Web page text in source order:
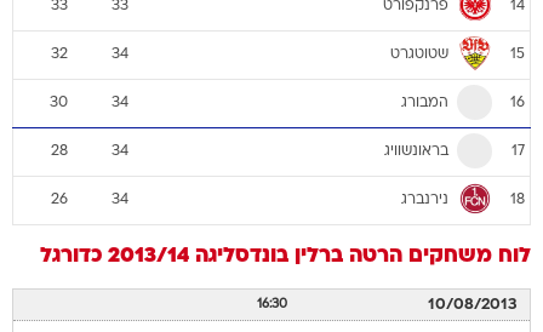
14 פרנקפורט 33
33
15 שטוטגרט 34
32
16 המבורג 34
30
17 בראונשוויג 34
28
18 נירנברג 34
26
לוח משחקים הרטה ברלין בונדסליגה 2013/14 כדורגל
10/08/2013
16:30